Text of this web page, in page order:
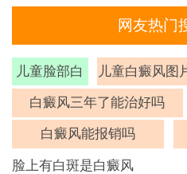
网友热门
儿童脸部白
斑
儿童白癜风图
白癜风三年了能治好吗
白癜风能报销吗
脸上有白斑是白癜风